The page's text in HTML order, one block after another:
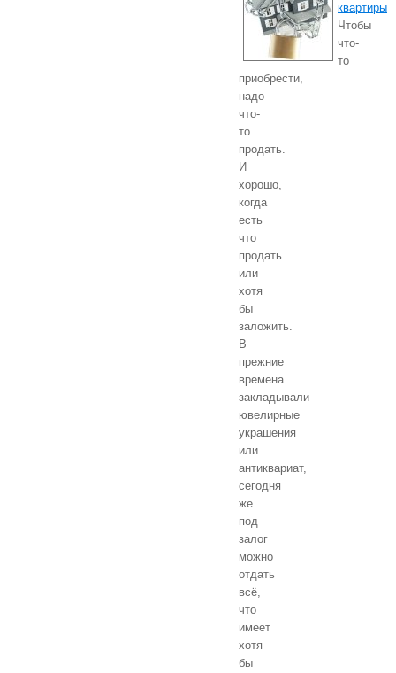
квартиры
Чтобы
что-
то
приобрести,
надо
что-
то
продать.
И
хорошо,
когда
есть
что
продать
или
хотя
бы
заложить.
В
прежние
времена
закладывали
ювелирные
украшения
или
антиквариат,
сегодня
же
под
залог
можно
отдать
всё,
что
имеет
хотя
бы